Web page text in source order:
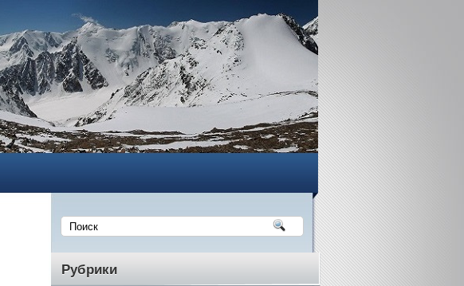
Рубрики